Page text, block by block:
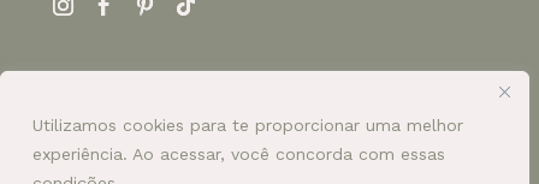
Utilizamos cookies para te proporcionar uma melhor
experiência. Ao acessar, você concorda com essas